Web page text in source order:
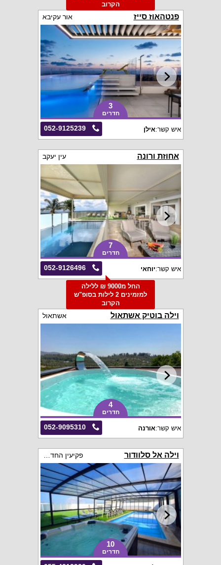
הקרוב
פנטהאוז סייז אור עקיבא
3
חדרים
052-9125239 איש קשר:אילן
אחוזת ורונה עין יעקב
7
חדרים
052-9126496 איש קשר:יוחאי
החל מ9000 ₪ ללילה
למזמינים 2 לילות בסופ"ש
הקרוב
וילה בוטיק אשתאול אשתאול
4
חדרים
052-9095310 איש קשר:אורנה
וילה אל סלוודור
10
חדרים